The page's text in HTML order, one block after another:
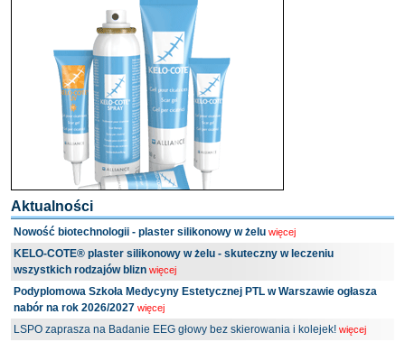
Aktualności
Nowość biotechnologii - plaster silikonowy w żelu więcej
KELO-COTE® plaster silikonowy w żelu - skuteczny w leczeniu
wszystkich rodzajów blizn więcej
Podyplomowa Szkoła Medycyny Estetycznej PTL w Warszawie ogłasza
nabór na rok 2026/2027 więcej
LSPO zaprasza na Badanie EEG głowy bez skierowania i kolejek! więcej